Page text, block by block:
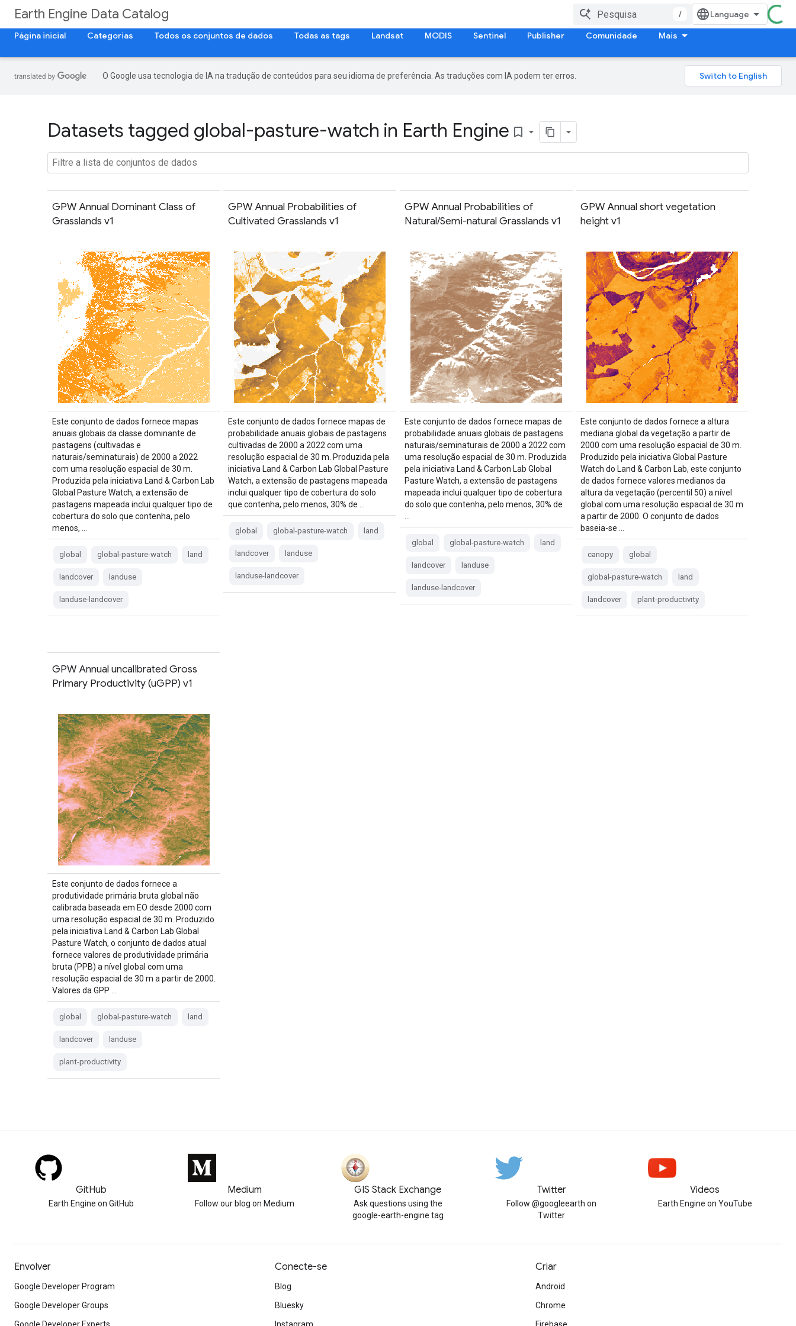
Earth Engine Data Catalog
/
Página inicial
Categorias Todos os conjuntos de dados Todas as tags Landsat MODIS Sentinel Publisher Comunidade Mais
O Google usa tecnologia de IA na tradução de conteúdos para seu idioma de preferência. As traduções com IA podem ter erros.
Datasets tagged global-pasture-watch in Earth Engine bookmark_border
GPW Annual Dominant Class of
Grasslands v1
Este conjunto de dados fornece mapas
anuais globais da classe dominante de
pastagens (cultivadas e
naturais/seminaturais) de 2000 a 2022
com uma resolução espacial de 30 m.
Produzida pela iniciativa Land & Carbon Lab
Global Pasture Watch, a extensão de
pastagens mapeada inclui qualquer tipo de
cobertura do solo que contenha, pelo
menos, …
global global-pasture-watch land
landcover landuse
landuse-landcover
GPW Annual Probabilities of
Cultivated Grasslands v1
Este conjunto de dados fornece mapas de
probabilidade anuais globais de pastagens
cultivadas de 2000 a 2022 com uma
resolução espacial de 30 m. Produzida pela
iniciativa Land & Carbon Lab Global Pasture
Watch, a extensão de pastagens mapeada
inclui qualquer tipo de cobertura do solo
que contenha, pelo menos, 30% de …
global global-pasture-watch land
landcover landuse
landuse-landcover
GPW Annual Probabilities of
Natural/Semi-natural Grasslands v1
Este conjunto de dados fornece mapas de
probabilidade anuais globais de pastagens
naturais/seminaturais de 2000 a 2022 com
uma resolução espacial de 30 m. Produzida
pela iniciativa Land & Carbon Lab Global
Pasture Watch, a extensão de pastagens
mapeada inclui qualquer tipo de cobertura
do solo que contenha, pelo menos, 30% de
global global-pasture-watch land
landcover landuse
landuse-landcover
GPW Annual short vegetation
height v1
Este conjunto de dados fornece a altura
mediana global da vegetação a partir de
2000 com uma resolução espacial de 30 m.
Produzido pela iniciativa Global Pasture
Watch do Land & Carbon Lab, este conjunto
de dados fornece valores medianos da
altura da vegetação (percentil 50) a nível
global com uma resolução espacial de 30 m
a partir de 2000. O conjunto de dados
baseia-se …
canopy global
global-pasture-watch land
landcover plant-productivity
GPW Annual uncalibrated Gross
Primary Productivity (uGPP) v1
Este conjunto de dados fornece a
produtividade primária bruta global não
calibrada baseada em EO desde 2000 com
uma resolução espacial de 30 m. Produzido
pela iniciativa Land & Carbon Lab Global
Pasture Watch, o conjunto de dados atual
fornece valores de produtividade primária
bruta (PPB) a nível global com uma
resolução espacial de 30 m a partir de 2000.
Valores da GPP …
global global-pasture-watch land
landcover landuse
plant-productivity
GitHub
Earth Engine on GitHub
Medium
Follow our blog on Medium
GIS Stack Exchange
Ask questions using the
google-earth-engine tag
Twitter
Follow @googleearth on
Twitter
Videos
Earth Engine on YouTube
Envolver
Google Developer Program
Google Developer Groups
Conecte-se
Blog
Bluesky
Criar
Android
Chrome